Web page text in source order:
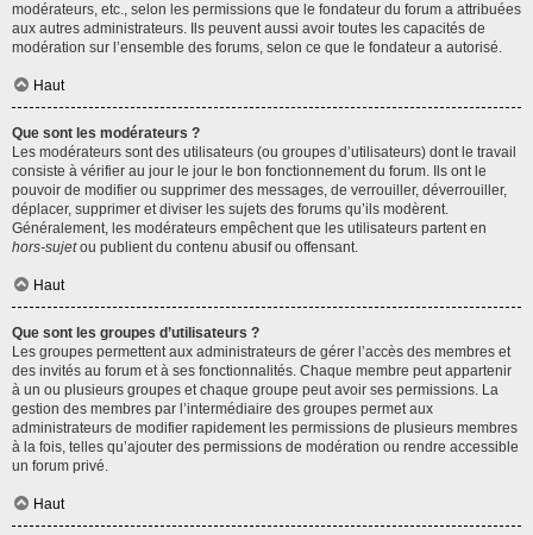
modérateurs, etc., selon les permissions que le fondateur du forum a attribuées
aux autres administrateurs. Ils peuvent aussi avoir toutes les capacités de
modération sur l’ensemble des forums, selon ce que le fondateur a autorisé.
Haut
Que sont les modérateurs ?
Les modérateurs sont des utilisateurs (ou groupes d’utilisateurs) dont le travail
consiste à vérifier au jour le jour le bon fonctionnement du forum. Ils ont le
pouvoir de modifier ou supprimer des messages, de verrouiller, déverrouiller,
déplacer, supprimer et diviser les sujets des forums qu’ils modèrent.
Généralement, les modérateurs empêchent que les utilisateurs partent en
hors-sujetou publient du contenu abusif ou offensant.
Haut
Que sont les groupes d’utilisateurs ?
Les groupes permettent aux administrateurs de gérer l’accès des membres et
des invités au forum et à ses fonctionnalités. Chaque membre peut appartenir
à un ou plusieurs groupes et chaque groupe peut avoir ses permissions. La
gestion des membres par l’intermédiaire des groupes permet aux
administrateurs de modifier rapidement les permissions de plusieurs membres
à la fois, telles qu’ajouter des permissions de modération ou rendre accessible
un forum privé.
Haut